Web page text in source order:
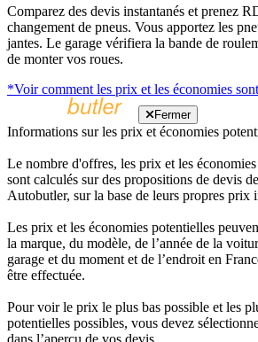
Comparez des devis instantanés et prenez
changement de pneus. Vous apportez les
jantes. Le garage vérifiera la bande de
de monter vos roues.
*Voir comment les prix et les économies
Fermer
Informations sur les prix et économies
Le nombre d'offres, les prix et les
sont calculés sur des propositions de devis
Autobutler, sur la base de leurs propres prix
Les prix et les économies potentielles
la marque, du modèle, de l’année de la
garage et du moment et de l’endroit en
être effectuée.
Pour voir le prix le plus bas possible et les
potentielles possibles, vous devez
dans l’aperçu de vos devis.